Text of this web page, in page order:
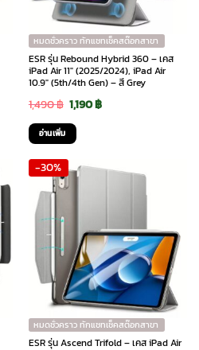
หมดชั่วคราว ทักแชทเช็คสต๊อกสาขา
ESR รุ่น Rebound Hybrid 360 – เคส
iPad Air 11″ (2025/2024), iPad Air
10.9″ (5th/4th Gen) – สี Grey
1,490฿ Original
price
was:
1,490 ฿.
1,190฿Current
1,190 ฿.
อ่านเพิ่ม
-30%
หมดชั่วคราว ทักแชทเช็คสต๊อกสาขา
ESR รุ่น Ascend Trifold – เคส iPad Air